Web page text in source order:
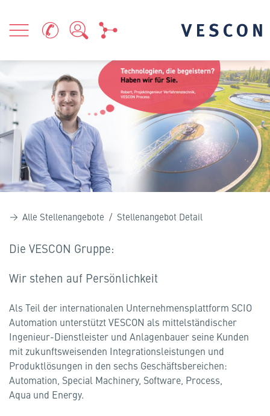
Alle Stellenangebote / Stellenangebot Detail
Die VESCON Gruppe:
Wir stehen auf Persönlichkeit
Als Teil der internationalen Unternehmensplattform SCIO
Automation unterstützt VESCON als mittelständischer
Ingenieur-Dienstleister und Anlagenbauer seine Kunden
mit zukunftsweisenden Integrationsleistungen und
Produktlösungen in den sechs Geschäftsbereichen:
Automation, Special Machinery, Software, Process,
Aqua und Energy.